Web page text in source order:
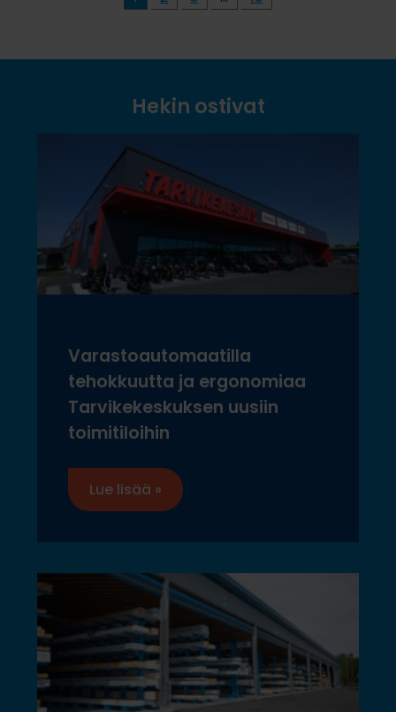
Hekin ostivat
Varastoautomaatilla
tehokkuutta ja ergonomiaa
Tarvikekeskuksen uusiin
toimitiloihin
Lue lisää »